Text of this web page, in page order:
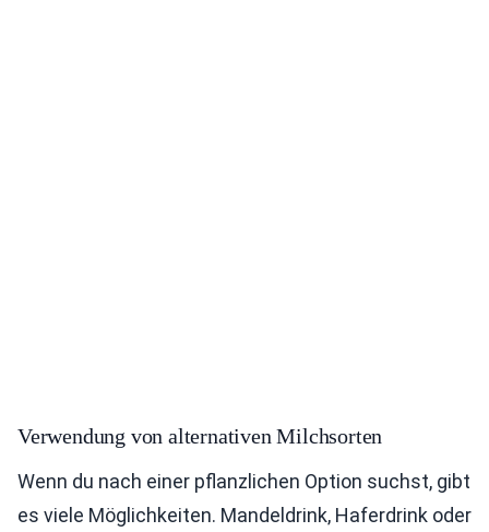
Verwendung von alternativen Milchsorten
Wenn du nach einer pflanzlichen Option suchst, gibt
es viele Möglichkeiten. Mandeldrink, Haferdrink oder